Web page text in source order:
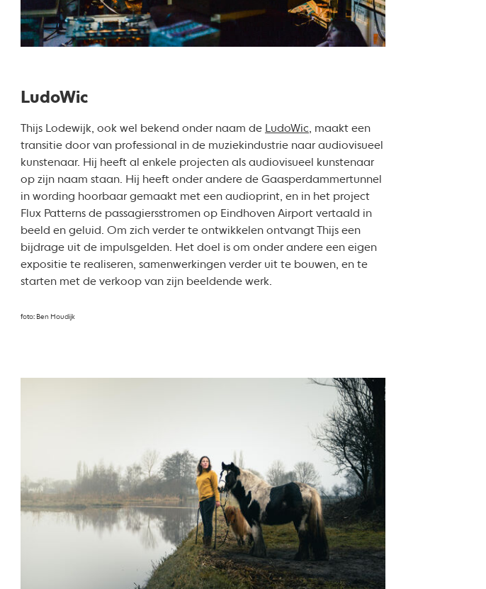
LudoWic
Thijs Lodewijk, ook wel bekend onder naam de LudoWic, maakt een
transitie door van professional in de muziekindustrie naar audiovisueel
kunstenaar. Hij heeft al enkele projecten als audiovisueel kunstenaar
op zijn naam staan. Hij heeft onder andere de Gaasperdammertunnel
in wording hoorbaar gemaakt met een audioprint, en in het project
Flux Patterns de passagiersstromen op Eindhoven Airport vertaald in
beeld en geluid. Om zich verder te ontwikkelen ontvangt Thijs een
bijdrage uit de impulsgelden. Het doel is om onder andere een eigen
expositie te realiseren, samenwerkingen verder uit te bouwen, en te
starten met de verkoop van zijn beeldende werk.
foto: Ben Houdijk